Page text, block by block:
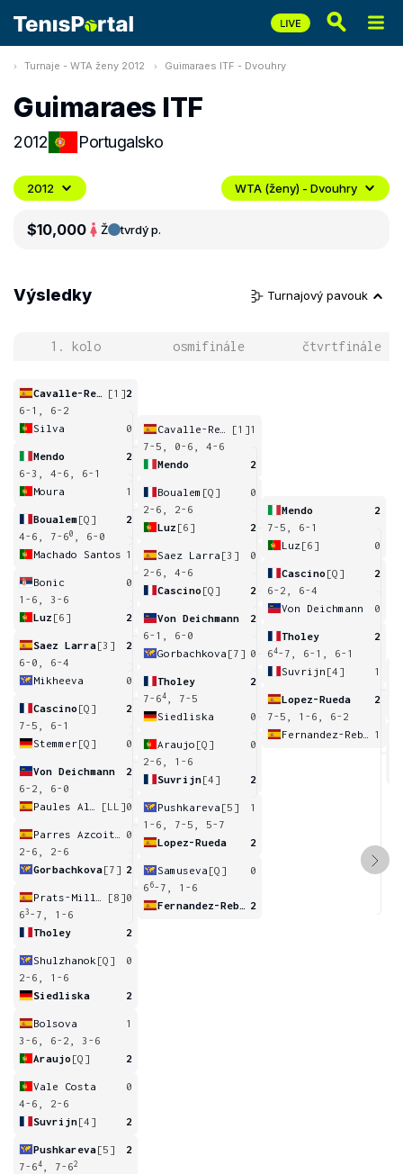
Turnaje - WTA ženy 2012 Guimaraes ITF - Dvouhry
Guimaraes ITF
2012 Portugalsko
2012 WTA (ženy) - Dvouhry
$10,000 Ž tvrdý p.
Výsledky Turnajový pavouk
1. kolo osmifinále čtvrtfinále
[1]2
6-1, 6-2
Silva
0
Mendo
2
6-3, 4-6, 6-1
Moura
1
Boualem[Q]
2
4-6, 7-60
, 6-0
Machado Santos 1
Bonic
0
1-6, 3-6
Luz [6] 2
Saez Larra[3]
2
6-0, 6-4
Mikheeva
0
Cascino [Q]
2
7-5, 6-1
Stemmer[Q] 0
Von Deichmann
2
6-2, 6-0
[LL]0
0
2-6, 2-6
Gorbachkova[7] 2
[8]0
63 -7, 1-6
Tholey
2
Shulzhanok [Q]
0
2-6, 1-6
Siedliska
2
Bolsova
1
3-6, 6-2, 3-6
Araujo [Q] 2
Vale Costa
0
4-6, 2-6
Suvrijn[4] 2
Pushkareva[5]
2
7-64 , 7-62
[1]1
7-5, 0-6, 4-6
Mendo
2
Boualem [Q]
0
2-6, 2-6
Luz [6] 2
Saez Larra [3]
0
2-6, 4-6
Cascino [Q] 2
Von Deichmann
2
6-1, 6-0
Gorbachkova [7] 0
Tholey
2
7-64
, 7-5
Siedliska
0
Araujo [Q]
0
2-6, 1-6
Suvrijn[4] 2
Pushkareva [5]
1
1-6, 7-5, 5-7
Lopez-Rueda
2
Samuseva [Q]
0
6 6-7, 1-6
2
Mendo
2
7-5, 6-1
Luz [6] 0
Cascino [Q]
2
6-2, 6-4
Von Deichmann
0
Tholey
2
64-7, 6-1, 6-1
Suvrijn [4] 1
Lopez-Rueda
2
7-5, 1-6, 6-2
1